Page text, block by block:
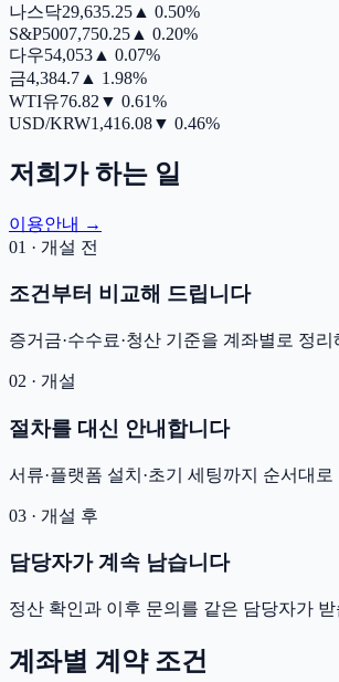
나스닥29,635.25 ▲ 0.50%
S&P5007,750.25 ▲ 0.20%
다우54,053 ▲ 0.07%
금4,384.7 ▲ 1.98%
WTI유76.82 ▼ 0.61%
USD/KRW1,416.08▼ 0.46%
저희가 하는 일
이용안내 →
01 · 개설 전
조건부터 비교해 드립니다
증거금·수수료·청산 기준을 계좌별로 정
02 · 개설
절차를 대신 안내합니다
서류·플랫폼 설치·초기 세팅까지 순서대
03 · 개설 후
담당자가 계속 남습니다
정산 확인과 이후 문의를 같은 담당자가
계좌별 계약 조건